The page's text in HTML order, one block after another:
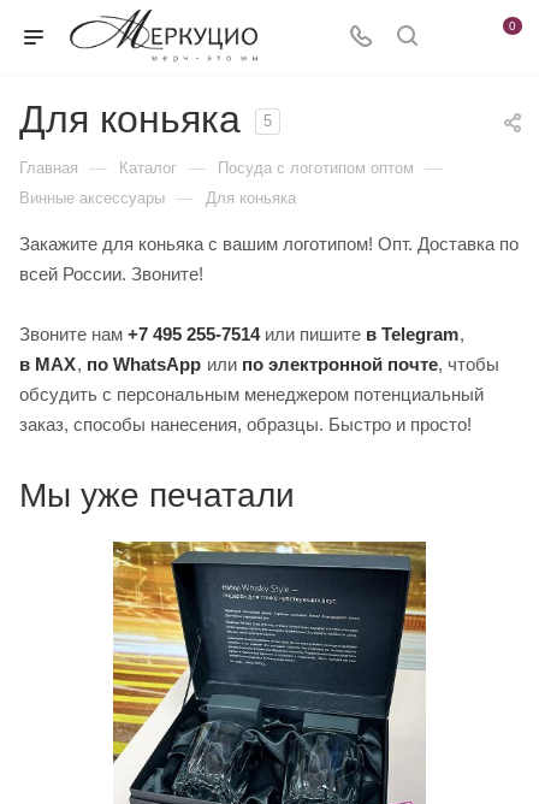
0
Для коньяка 5
Главная — Каталог — Посуда с логотипом оптом —
Винные аксессуары — Для коньяка
Закажите для коньяка с вашим логотипом! Опт. Доставка по
всей России. Звоните!
Звоните нам +7 495 255-7514или пишите в Telegram,
в MAX, по WhatsApp или по электронной почте, чтобы
обсудить с персональным менеджером потенциальный
заказ, способы нанесения, образцы. Быстро и просто!
Мы уже печатали